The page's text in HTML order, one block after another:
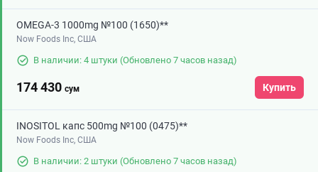
OMEGA-3 1000mg №100 (1650)**
Now Foods Inc, США
В наличии: 4 штуки (Обновлено 7 часов назад)
174 430 сум Купить
INOSITOL капс 500mg №100 (0475)**
Now Foods Inc, США
В наличии: 2 штуки (Обновлено 7 часов назад)